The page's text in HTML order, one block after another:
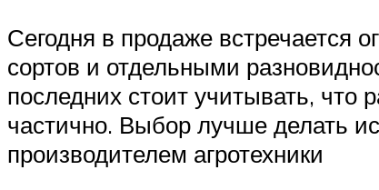
Сегодня в продаже
сортов и отдельными
последних стоит учитывать, что
частично. Выбор лучше делать
производителем агротехники